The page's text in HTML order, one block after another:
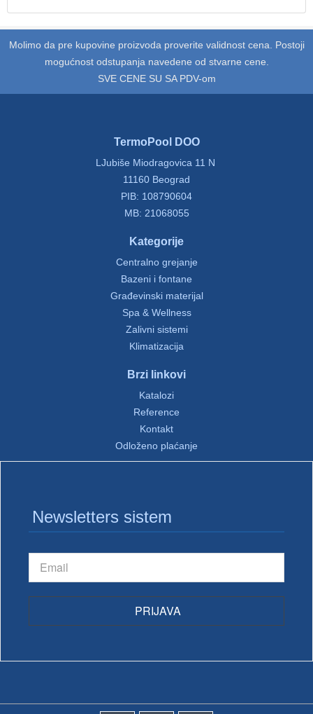
Molimo da pre kupovine proizvoda proverite validnost cena. Postoji
mogućnost odstupanja navedene od stvarne cene.
SVE CENE SU SA PDV-om
TermoPool DOO
LJubiše Miodragovica 11 N
11160 Beograd
PIB: 108790604
MB: 21068055
Kategorije
Centralno grejanje
Bazeni i fontane
Građevinski materijal
Spa & Wellness
Zalivni sistemi
Klimatizacija
Brzi linkovi
Katalozi
Reference
Kontakt
Odloženo plaćanje
Newsletters sistem
PRIJAVA